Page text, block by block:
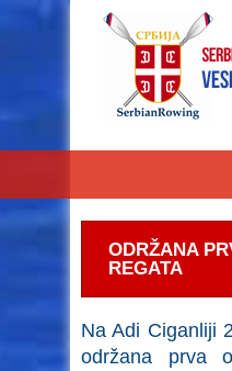
ODRŽANA
REGATA
Na Adi Ciganliji
održana prva